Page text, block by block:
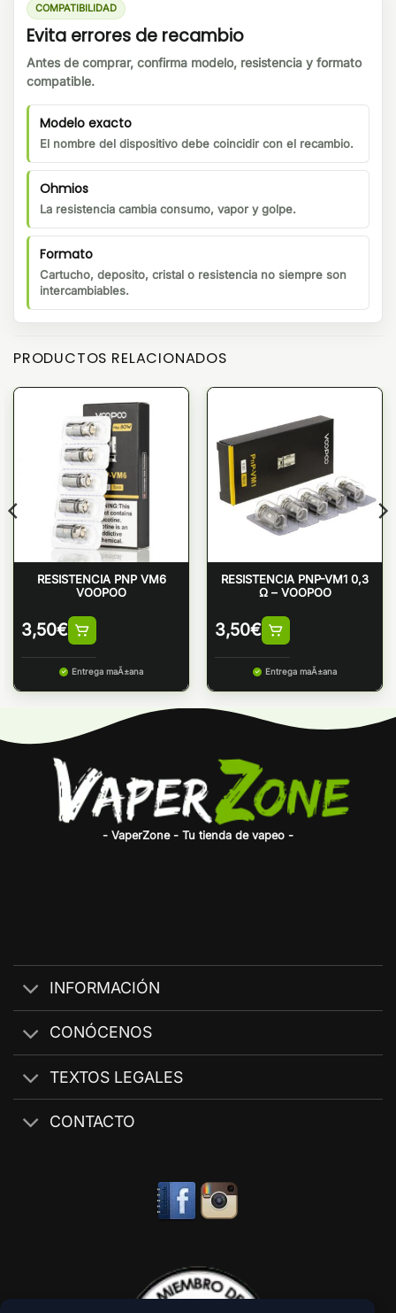
COMPATIBILIDAD
Evita errores de recambio
Antes de comprar, confirma modelo, resistencia y formato
compatible.
Modelo exacto
El nombre del dispositivo debe coincidir con el recambio.
Ohmios
La resistencia cambia consumo, vapor y golpe.
Formato
Cartucho, deposito, cristal o resistencia no siempre son
intercambiables.
PRODUCTOS RELACIONADOS
RESISTENCIA PNP VM6
VOOPOO
3,50€
Entrega maÃ±ana
RESISTENCIA PNP-VM1 0,3
Ω – VOOPOO
3,50€
Entrega maÃ±ana
- VaperZone - Tu tienda de vapeo -
INFORMACIÓN
CONÓCENOS
TEXTOS LEGALES
CONTACTO